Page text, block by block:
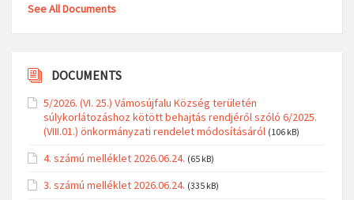
See All Documents
DOCUMENTS
5/2026. (VI. 25.) Vámosújfalu Község területén
súlykorlátozáshoz kötött behajtás rendjéről szóló 6/2025.
(VIII.01.) önkormányzati rendelet módosításáról (106 kB)
4. számú melléklet 2026.06.24. (65 kB)
3. számú melléklet 2026.06.24. (335 kB)